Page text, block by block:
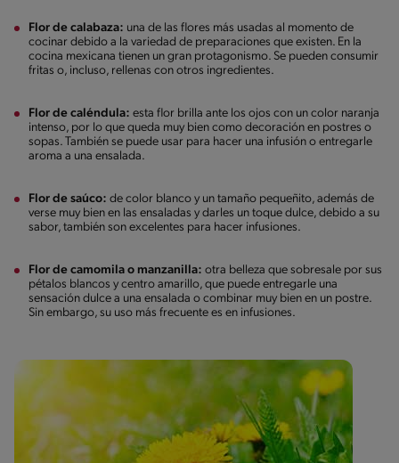
Flor de calabaza: una de las flores más usadas al momento de
cocinar debido a la variedad de preparaciones que existen. En la
cocina mexicana tienen un gran protagonismo. Se pueden consumir
fritas o, incluso, rellenas con otros ingredientes.
Flor de caléndula: esta flor brilla ante los ojos con un color naranja
intenso, por lo que queda muy bien como decoración en postres o
sopas. También se puede usar para hacer una infusión o entregarle
aroma a una ensalada.
Flor de saúco: de color blanco y un tamaño pequeñito, además de
verse muy bien en las ensaladas y darles un toque dulce, debido a su
sabor, también son excelentes para hacer infusiones.
Flor de camomila o manzanilla: otra belleza que sobresale por sus
pétalos blancos y centro amarillo, que puede entregarle una
sensación dulce a una ensalada o combinar muy bien en un postre.
Sin embargo, su uso más frecuente es en infusiones.